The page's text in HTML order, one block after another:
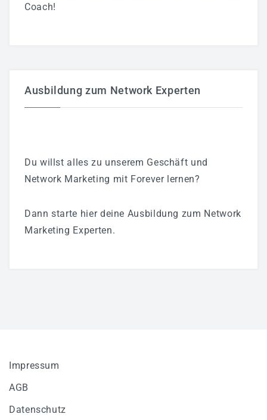
Coach!
Ausbildung zum Network Experten
Du willst alles zu unserem Geschäft und
Network Marketing mit Forever lernen?
Dann starte hier deine Ausbildung zum Network
Marketing Experten.
Impressum
AGB
Datenschutz